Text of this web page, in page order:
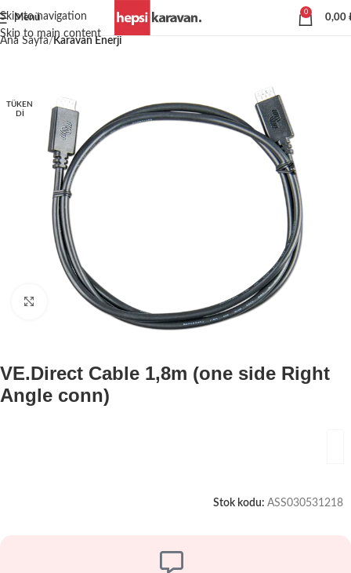
Skip to navigation
Skip to main content
Menü
0
0,00
Ana Sayfa Karavan Enerji
TÜKEN
DI
Büyütmek için tıklayın
VE.Direct Cable 1,8m (one side Right
Angle conn)
Stok kodu: ASS030531218